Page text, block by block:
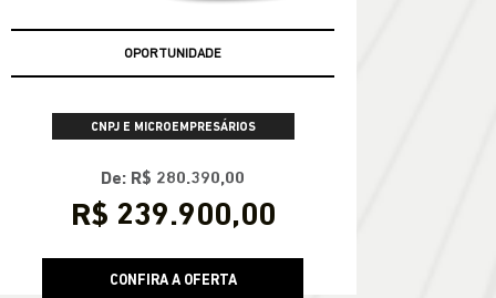
OPORTUNIDADE
CNPJ E MICROEMPRESÁRIOS
De: R$ 280.390,00
R$ 239.900,00
CONFIRA A OFERTA